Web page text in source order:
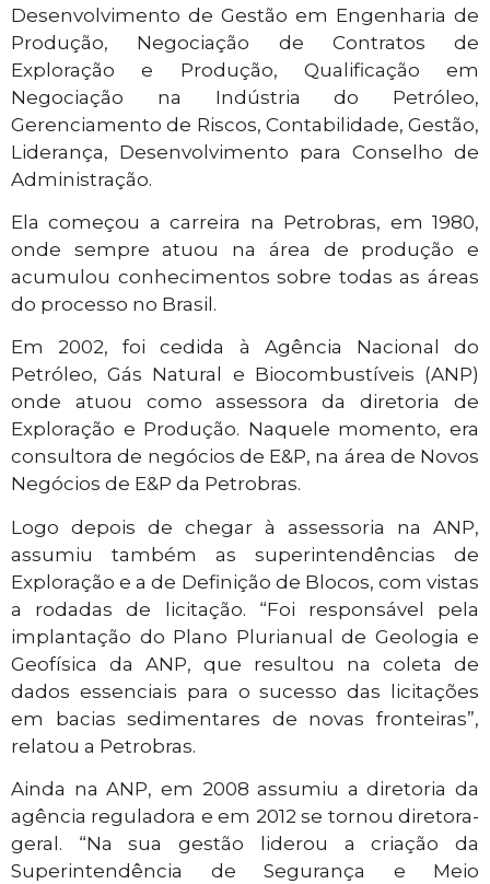
Desenvolvimento de Gestão em Engenharia de
Produção, Negociação de Contratos de
Exploração e Produção, Qualificação em
Negociação na Indústria do Petróleo,
Gerenciamento de Riscos, Contabilidade, Gestão,
Liderança, Desenvolvimento para Conselho de
Administração.
Ela começou a carreira na Petrobras, em 1980,
onde sempre atuou na área de produção e
acumulou conhecimentos sobre todas as áreas
do processo no Brasil.
Em 2002, foi cedida à Agência Nacional do
Petróleo, Gás Natural e Biocombustíveis (ANP)
onde atuou como assessora da diretoria de
Exploração e Produção. Naquele momento, era
consultora de negócios de E&P, na área de Novos
Negócios de E&P da Petrobras.
Logo depois de chegar à assessoria na ANP,
assumiu também as superintendências de
Exploração e a de Definição de Blocos, com vistas
a rodadas de licitação. “Foi responsável pela
implantação do Plano Plurianual de Geologia e
Geofísica da ANP, que resultou na coleta de
dados essenciais para o sucesso das licitações
em bacias sedimentares de novas fronteiras”,
relatou a Petrobras.
Ainda na ANP, em 2008 assumiu a diretoria da
agência reguladora e em 2012 se tornou diretora-
geral. “Na sua gestão liderou a criação da
Superintendência de Segurança e Meio